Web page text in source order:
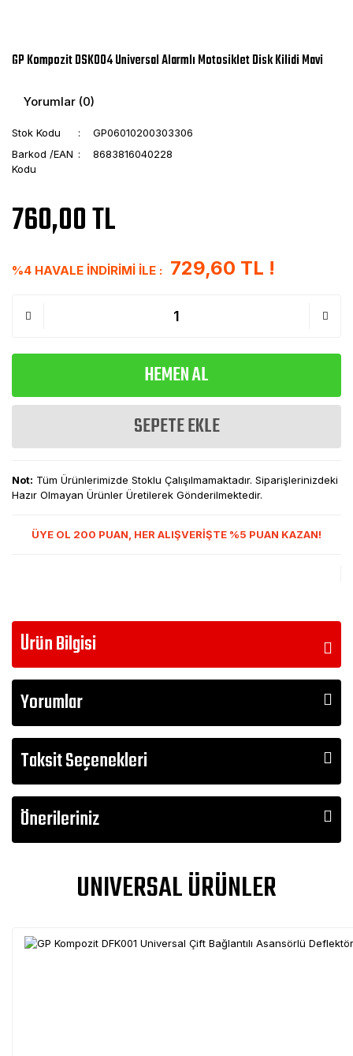
GP Kompozit DSK004 Universal Alarmlı Motosiklet Disk Kilidi Mavi
Yorumlar (0)
Stok Kodu
GP06010200303306
Barkod /EAN
Kodu
8683816040228
760,00 TL
%4 HAVALE İNDİRİMİ İLE : 729,60 TL !
HEMEN AL
SEPETE EKLE
Not: Tüm Ürünlerimizde Stoklu Çalışılmamaktadır. Siparişlerinizdeki
Hazır Olmayan Ürünler Üretilerek Gönderilmektedir.
ÜYE OL 200 PUAN, HER ALIŞVERİŞTE %5 PUAN KAZAN!
Ürün Bilgisi
Yorumlar
Taksit Seçenekleri
Önerileriniz
UNIVERSAL ÜRÜNLER